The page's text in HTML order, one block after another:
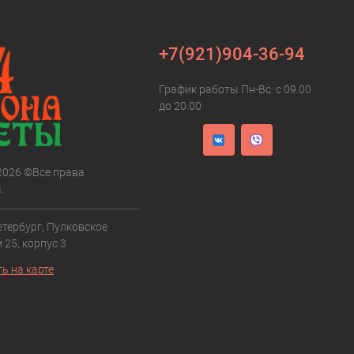
©Все права
Пулковское
корпус 3
на карте
+7(921)904-36-94
График работы Пн-Вс: с 09.00
до 20.00